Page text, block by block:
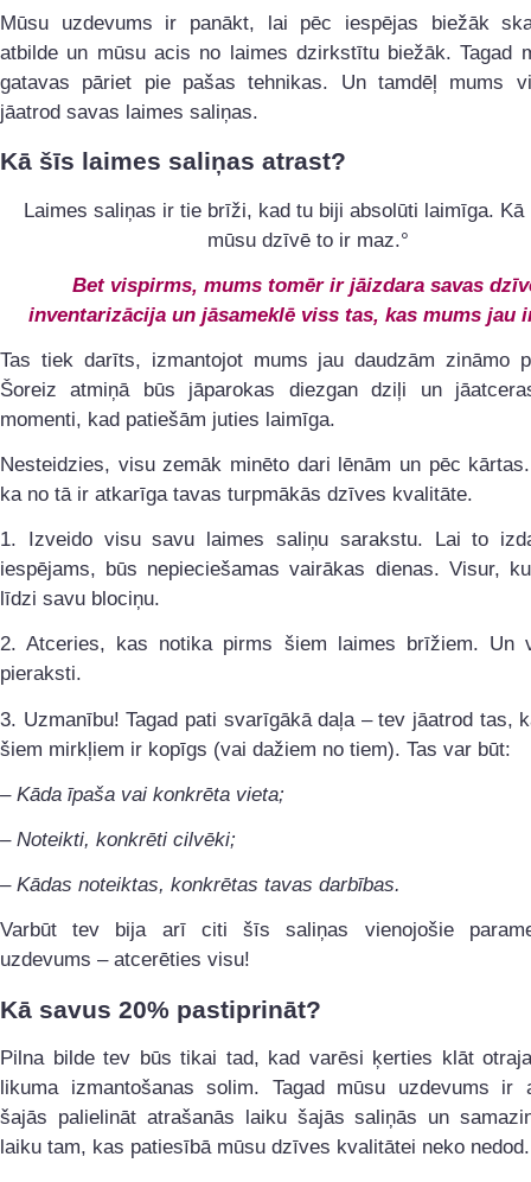
Mūsu uzdevums ir panākt, lai pēc iespējas biežāk
atbilde un mūsu acis no laimes dzirkstītu biežāk. Tagad
gatavas pāriet pie pašas tehnikas. Un tamdēļ mums
jāatrod savas laimes saliņas.
Kā šīs laimes saliņas atrast?
Laimes saliņas ir tie brīži, kad tu biji absolūti laimīga. Kā
mūsu dzīvē to ir maz.°
Bet vispirms, mums tomēr ir jāizdara savas
inventarizācija un jāsameklē viss tas, kas mums jau
Tas tiek darīts, izmantojot mums jau daudzām zināmo
Šoreiz atmiņā būs jāparokas diezgan dziļi un
momenti, kad patiešām juties laimīga.
Nesteidzies, visu zemāk minēto dari lēnām un pēc
ka no tā ir atkarīga tavas turpmākās dzīves kvalitāte.
1. Izveido visu savu laimes saliņu sarakstu. Lai to
iespējams, būs nepieciešamas vairākas dienas. Visur,
līdzi savu blociņu.
2. Atceries, kas notika pirms šiem laimes brīžiem. Un
pieraksti.
3. Uzmanību! Tagad pati svarīgākā daļa – tev jāatrod tas,
šiem mirkļiem ir kopīgs (vai dažiem no tiem). Tas var būt:
– Kāda īpaša vai konkrēta vieta;
– Noteikti, konkrēti cilvēki;
– Kādas noteiktas, konkrētas tavas darbības.
Varbūt tev bija arī citi šīs saliņas vienojošie
uzdevums – atcerēties visu!
Kā savus 20% pastiprināt?
Pilna bilde tev būs tikai tad, kad varēsi ķerties klāt
likuma izmantošanas solim. Tagad mūsu uzdevums ir
šajās palielināt atrašanās laiku šajās saliņās un
laiku tam, kas patiesībā mūsu dzīves kvalitātei neko nedod.